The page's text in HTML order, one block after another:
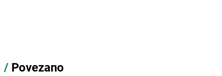
/ Povezano